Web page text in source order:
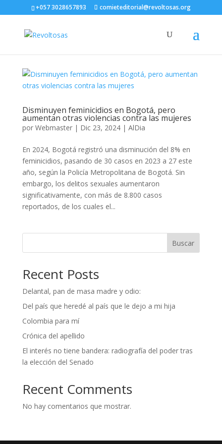
+057 3028657893 comieteditorial@revoltosas.org
Disminuyen feminicidios en Bogotá, pero
aumentan otras violencias contra las mujeres
por Webmaster| Dic 23, 2024| AlDia
En 2024, Bogotá registró una disminución del 8% en
feminicidios, pasando de 30 casos en 2023 a 27 este
año, según la Policía Metropolitana de Bogotá. Sin
embargo, los delitos sexuales aumentaron
significativamente, con más de 8.800 casos
reportados, de los cuales el...
Buscar
Recent Posts
Delantal, pan de masa madre y odio:
Del país que heredé al país que le dejo a mi hija
Colombia para mí
Crónica del apellido
El interés no tiene bandera: radiografía del poder tras
la elección del Senado
Recent Comments
No hay comentarios que mostrar.